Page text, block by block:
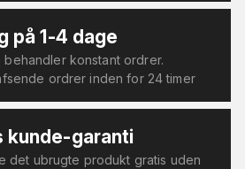
på 1-4 dage
konstant ordrer.
ordrer inden for 24 timer
kunde-garanti
det ubrugte produkt gratis uden